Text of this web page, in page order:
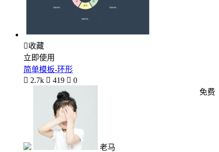
收藏
立即使用
简单模板-环形
 2.7k  419  0
老马
免费